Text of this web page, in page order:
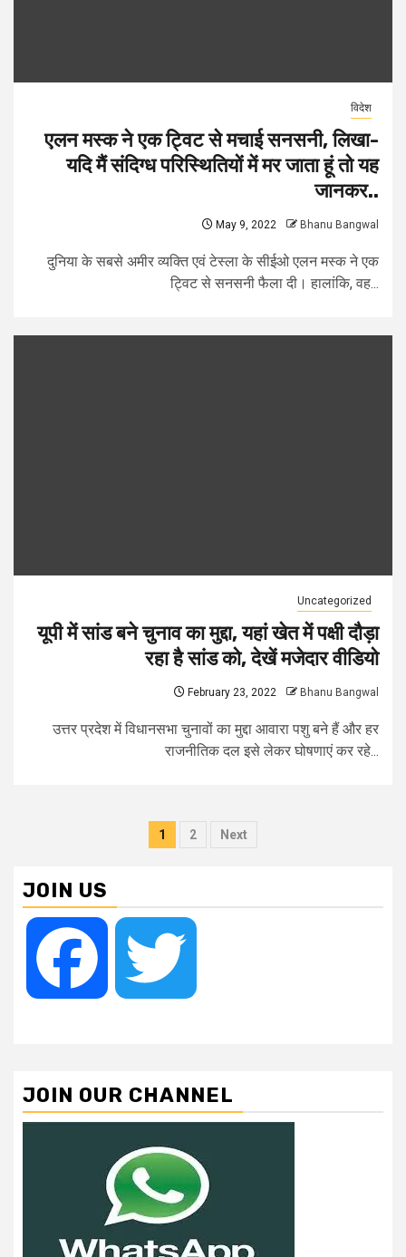
विदेश
एलन मस्क ने एक ट्विट से मचाई सनसनी, लिखा-
यदि मैं संदिग्ध परिस्थितियों में मर जाता हूं तो यह
जानकर..
May 9, 2022 Bhanu Bangwal
दुनिया के सबसे अमीर व्यक्ति एवं टेस्ला के सीईओ एलन मस्क ने एक
ट्विट से सनसनी फैला दी। हालांकि, वह...
Uncategorized
यूपी में सांड बने चुनाव का मुद्दा, यहां खेत में पक्षी दौड़ा
रहा है सांड को, देखें मजेदार वीडियो
February 23, 2022 Bhanu Bangwal
उत्तर प्रदेश में विधानसभा चुनावों का मुद्दा आवारा पशु बने हैं और हर
राजनीतिक दल इसे लेकर घोषणाएं कर रहे...
Posts
1 2 Next
JOIN US
Facebook
JOIN OUR CHANNEL